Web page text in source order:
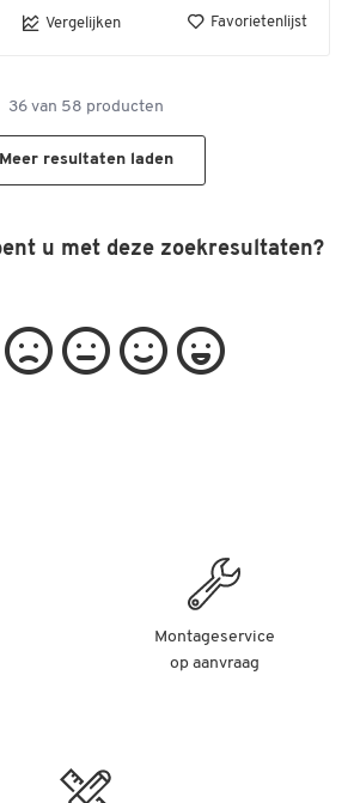
Vergelijken Favorietenlijst
36 van 58 producten
Meer resultaten laden
u met deze zoekresultaten?
Montageservice
op aanvraag